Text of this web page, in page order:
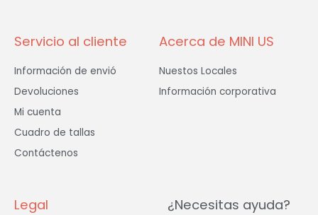
Servicio al cliente
Información de envió
Devoluciones
Mi cuenta
Cuadro de tallas
Contáctenos
Acerca de MINI US
Nuestos Locales
Información corporativa
Legal ¿Necesitas ayuda?